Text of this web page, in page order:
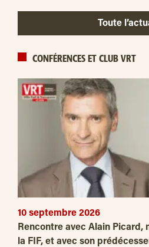
Toute
CONFÉRENCES ET CLUB VRT
10 septembre 2026
Rencontre avec Alain Picard,
la FIF, et avec son